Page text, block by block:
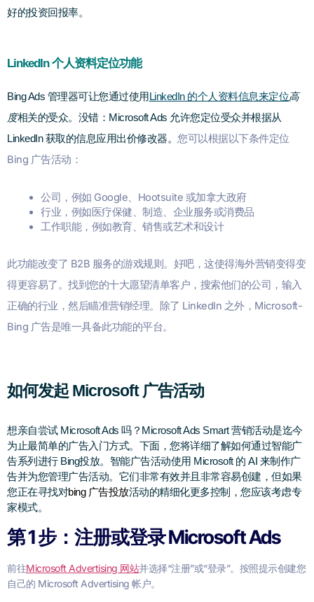
好的投资回报率。
LinkedIn 个人资料定位功能
Bing Ads 管理器可让您通过使用 LinkedIn 的个人资料信息来定位高
度相关的受众。没错：Microsoft Ads 允许您定位受众并根据从
LinkedIn 获取的信息应用出价修改器。 您可以根据以下条件定位
Bing 广告活动：
公司，例如 Google、Hootsuite 或加拿大政府
行业，例如医疗保健、制造、企业服务或消费品
工作职能，例如教育、销售或艺术和设计
此功能改变了 B2B 服务的游戏规则。好吧，这使得海外营销变得变
得更容易了。找到您的十大愿望清单客户，搜索他们的公司，输入
正确的行业，然后瞄准营销经理。 除了 LinkedIn 之外，Microsoft-
Bing 广告是唯一具备此功能的平台。
如何发起 Microsoft 广告活动
想亲自尝试 Microsoft Ads 吗？Microsoft Ads Smart 营销活动是迄今
为止最简单的广告入门方式。下面，您将详细了解如何通过智能广
告系列进行 Bing投放。 智能广告活动使用 Microsoft 的 AI 来制作广
告并为您管理广告活动。它们非常有效并且非常容易创建，但如果
您正在寻找对bing 广告投放活动的精细化更多控制，您应该考虑专
家模式。
第 1 步：注册或登录 Microsoft Ads
前往Microsoft Advertising 网站并选择“注册”或“登录”。按照提示创建您
自己的 Microsoft Advertising 帐户。